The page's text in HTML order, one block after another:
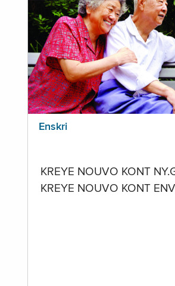
Enskri
KREYE NOUVO KONT
KREYE NOUVO KONT